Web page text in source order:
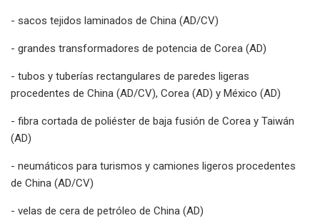
- sacos tejidos laminados de China (AD/CV)
- grandes transformadores de potencia de Corea (AD)
- tubos y tuberías rectangulares de paredes ligeras
procedentes de China (AD/CV), Corea (AD) y México (AD)
- fibra cortada de poliéster de baja fusión de Corea y Taiwán
(AD)
- neumáticos para turismos y camiones ligeros procedentes
de China (AD/CV)
- velas de cera de petróleo de China (AD)